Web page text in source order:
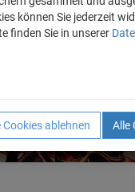
können Sie jederzeit
finden Sie in unserer
Cookies ablehnen Alle